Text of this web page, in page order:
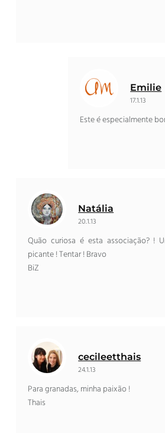
Emilie
17.1.13
Este é especialmente
Natália
20.1.13
Quão curiosa é esta associação? !
picante ! Tentar ! Bravo
BiZ
cecileetthais
24.1.13
Para granadas, minha paixão !
Thais